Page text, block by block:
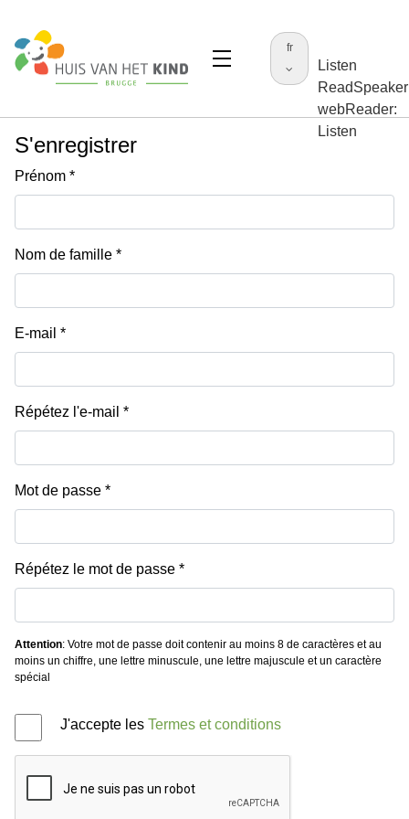
fr
Listen
ReadSpeaker
webReader:
Listen
S'enregistrer
Prénom
Nom de famille
E-mail
Répétez l'e-mail
Mot de passe
Répétez le mot de passe
Attention: Votre mot de passe doit contenir au moins 8 de caractères et au
moins un chiffre, une lettre minuscule, une lettre majuscule et un caractère
spécial
J'accepte les Termes et conditions